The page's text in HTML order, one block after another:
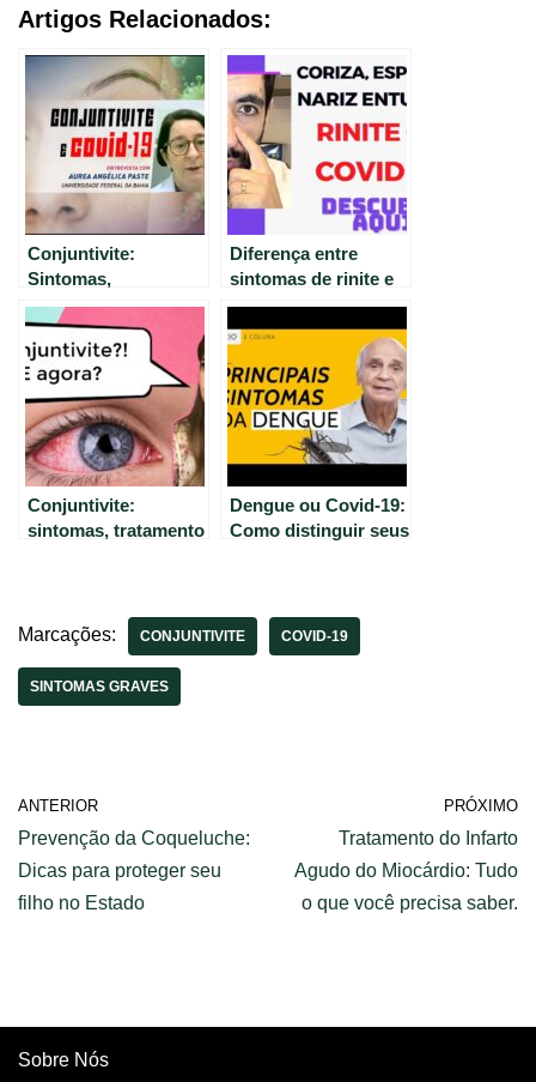
Artigos Relacionados:
Conjuntivite:
Sintomas,
Tratamento e
Prevenção em
Tempos de COVID-19
Diferença entre
sintomas de rinite e
COVID-19: Otorrino
explica.
Conjuntivite:
sintomas, tratamento
Dengue ou Covid-19:
Como distinguir seus
Marcações: CONJUNTIVITE COVID-19
SINTOMAS GRAVES
ANTERIOR
Prevenção da Coqueluche:
Dicas para proteger seu
filho no Estado
PRÓXIMO
Tratamento do Infarto
Agudo do Miocárdio: Tudo
o que você precisa saber.
Sobre Nós